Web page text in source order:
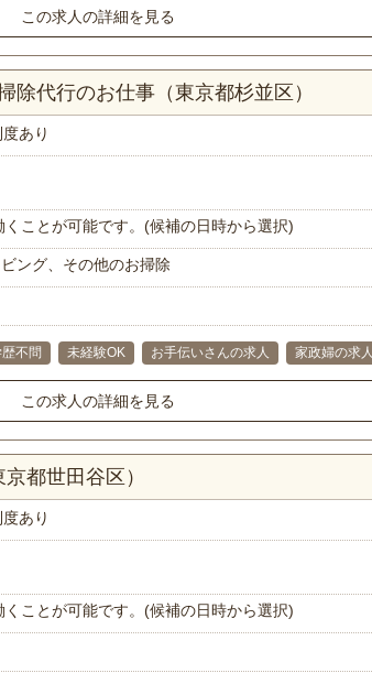
この求人の詳細を見る
代行のお仕事（東京都杉並区）
あり
ことが可能です。(候補の日時から選択)
ング、その他のお掃除
不問 未経験OK お手伝いさんの求人 家政婦の求人
この求人の詳細を見る
都世田谷区）
あり
ことが可能です。(候補の日時から選択)